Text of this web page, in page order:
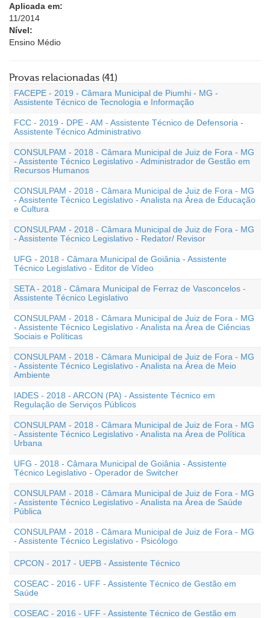
Aplicada em:
11/2014
Nível:
Ensino Médio
Provas relacionadas (41)
FACEPE - 2019 - Câmara Municipal de Piumhi - MG -
Assistente Técnico de Tecnologia e Informação
FCC - 2019 - DPE - AM - Assistente Técnico de Defensoria -
Assistente Técnico Administrativo
CONSULPAM - 2018 - Câmara Municipal de Juiz de Fora - MG
- Assistente Técnico Legislativo - Administrador de Gestão em
Recursos Humanos
CONSULPAM - 2018 - Câmara Municipal de Juiz de Fora - MG
- Assistente Técnico Legislativo - Analista na Área de Educação
e Cultura
CONSULPAM - 2018 - Câmara Municipal de Juiz de Fora - MG
- Assistente Técnico Legislativo - Redator/ Revisor
UFG - 2018 - Câmara Municipal de Goiânia - Assistente
Técnico Legislativo - Editor de Vídeo
SETA - 2018 - Câmara Municipal de Ferraz de Vasconcelos -
Assistente Técnico Legislativo
CONSULPAM - 2018 - Câmara Municipal de Juiz de Fora - MG
- Assistente Técnico Legislativo - Analista na Área de Ciências
Sociais e Políticas
CONSULPAM - 2018 - Câmara Municipal de Juiz de Fora - MG
- Assistente Técnico Legislativo - Analista na Área de Meio
Ambiente
IADES - 2018 - ARCON (PA) - Assistente Técnico em
Regulação de Serviços Públicos
CONSULPAM - 2018 - Câmara Municipal de Juiz de Fora - MG
- Assistente Técnico Legislativo - Analista na Área de Política
Urbana
UFG - 2018 - Câmara Municipal de Goiânia - Assistente
Técnico Legislativo - Operador de Switcher
CONSULPAM - 2018 - Câmara Municipal de Juiz de Fora - MG
- Assistente Técnico Legislativo - Analista na Área de Saúde
Pública
CONSULPAM - 2018 - Câmara Municipal de Juiz de Fora - MG
- Assistente Técnico Legislativo - Psicólogo
CPCON - 2017 - UEPB - Assistente Técnico
COSEAC - 2016 - UFF - Assistente Técnico de Gestão em
Saúde
COSEAC - 2016 - UFF - Assistente Técnico de Gestão em